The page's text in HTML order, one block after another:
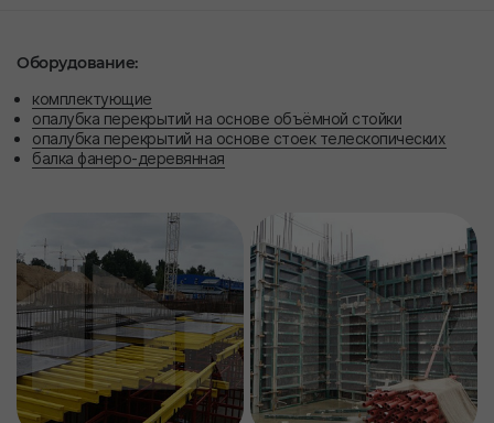
Оборудование:
комплектующие
опалубка перекрытий на основе объёмной стойки
опалубка перекрытий на основе стоек телескопических
балка фанеро-деревянная